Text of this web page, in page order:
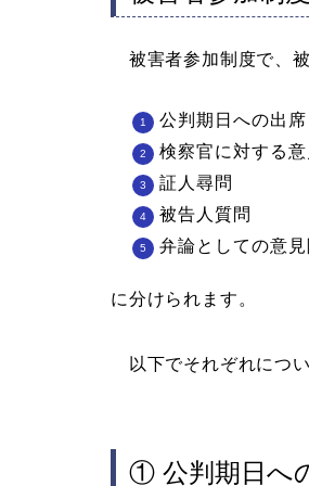
被害者参加制度で、
公判期日への出席
検察官に対する
証人尋問
被告人質問
弁論としての意見
に分けられます。
以下でそれぞれについ
① 公判期日へ